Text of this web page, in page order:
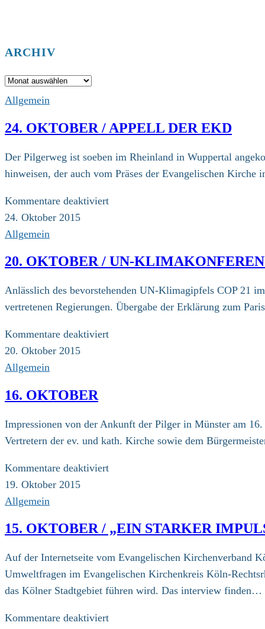
ARCHIV
Archiv
Allgemein
24. OKTOBER / APPELL DER EKD
Der Pilgerweg ist soeben im Rheinland in Wuppertal
hinweisen, der auch vom Präses der Evangelischen
Kommentare deaktiviertfür
Appell
EKD
24. Oktober 2015
Allgemein
20. OKTOBER / UN-
Anlässlich des bevorstehenden UN-Klimagipfels COP 21
vertretenen Regierungen. Übergabe der Erklärung zum
Kommentare deaktiviertfür
Religionsvertretern
20. Oktober 2015
Allgemein
16. OKTOBER
Impressionen von der Ankunft der Pilger in Münster am
Vertretern der ev. und kath. Kirche sowie dem
Kommentare deaktiviertfür
19. Oktober 2015
Allgemein
15. OKTOBER / „EIN STARKER
Auf der Internetseite vom Evangelischen Kirchenverband
Umweltfragen im Evangelischen Kirchenkreis Köln-
das Kölner Stadtgebiet führen wird. Das interview finden…
Kommentare deaktiviertfür